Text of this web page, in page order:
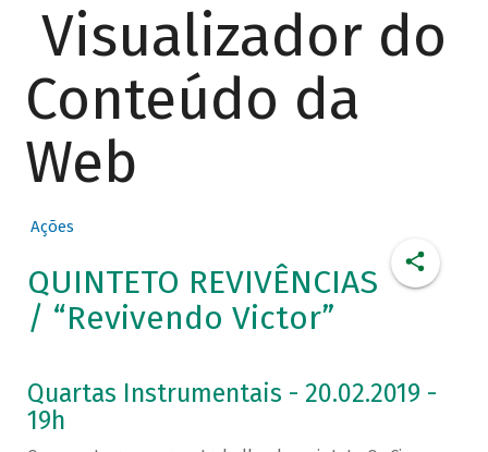
Visualizador do
Conteúdo da
Web
Ações
QUINTETO REVIVÊNCIAS
/ “Revivendo Victor”
Quartas Instrumentais - 20.02.2019 -
19h